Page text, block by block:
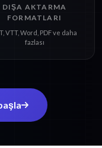
DIŞA AKTARMA
FORMATLARI
VTT, Word, PDF ve daha
fazlası